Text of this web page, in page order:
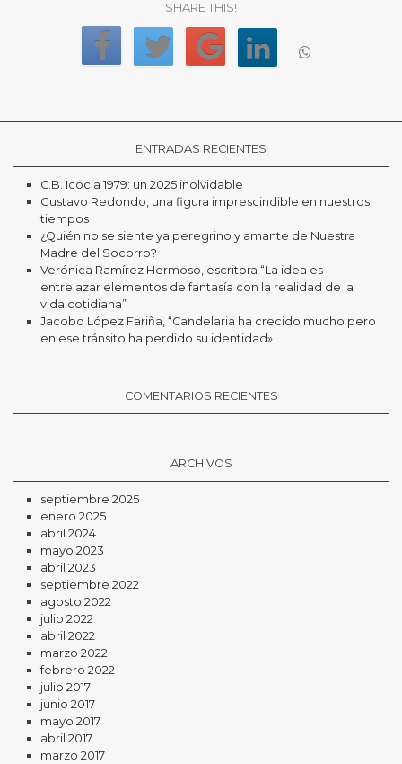
SHARE THIS!
ENTRADAS RECIENTES
C.B. Icocia 1979: un 2025 inolvidable
Gustavo Redondo, una figura imprescindible en nuestros
tiempos
¿Quién no se siente ya peregrino y amante de Nuestra
Madre del Socorro?
Verónica Ramírez Hermoso, escritora “La idea es
entrelazar elementos de fantasía con la realidad de la
vida cotidiana”
Jacobo López Fariña, “Candelaria ha crecido mucho pero
en ese tránsito ha perdido su identidad»
COMENTARIOS RECIENTES
ARCHIVOS
septiembre 2025
enero 2025
abril 2024
mayo 2023
abril 2023
septiembre 2022
agosto 2022
julio 2022
abril 2022
marzo 2022
febrero 2022
julio 2017
junio 2017
mayo 2017
abril 2017
marzo 2017